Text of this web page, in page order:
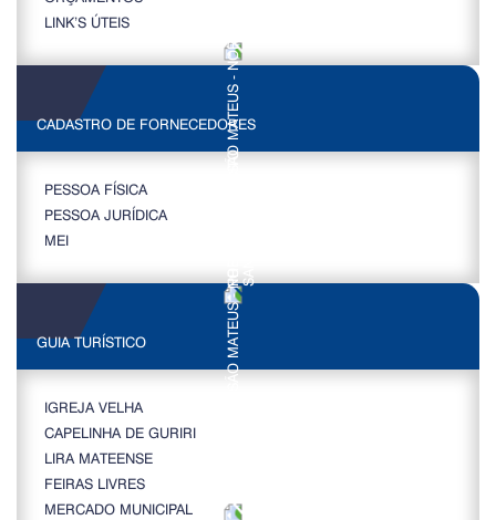
LINK’S ÚTEIS
CADASTRO DE FORNECEDORES
PESSOA FÍSICA
PESSOA JURÍDICA
MEI
GUIA TURÍSTICO
IGREJA VELHA
CAPELINHA DE GURIRI
LIRA MATEENSE
FEIRAS LIVRES
MERCADO MUNICIPAL